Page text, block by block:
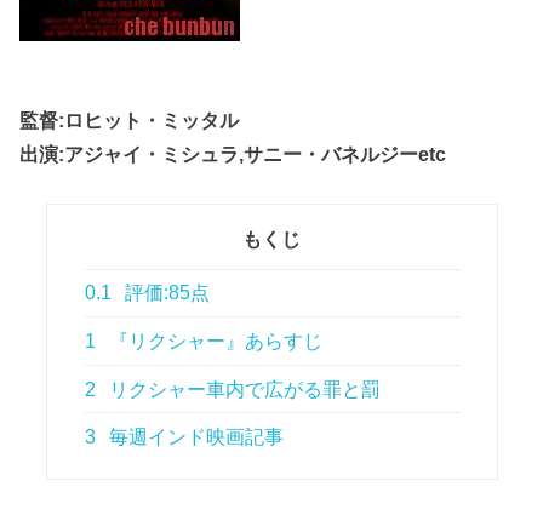
監督:ロヒット・ミッタル
出演:アジャイ・ミシュラ,サニー・バネルジーetc
もくじ
0.1 評価:85点
1 『リクシャー』あらすじ
2 リクシャー車内で広がる罪と罰
3 毎週インド映画記事